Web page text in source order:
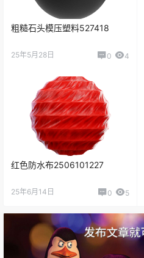
粗糙石头模压塑料527418
25年5月28日 0 4
红色防水布2506101227
25年6月14日 0 5